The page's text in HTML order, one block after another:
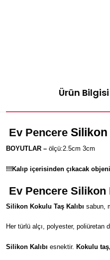
Ürün Bilgisi
Ev Pencere Silikon
BOYUTLAR – ölçü:2.5cm 3cm
!!!Kalıp içerisinden çıkacak
Ev Pencere
Silikon Kokulu Taş Kalıbı sabun,
Her türlü alçı, polyester, poliüretan
Silikon Kalıbı esnektir. Kokulu